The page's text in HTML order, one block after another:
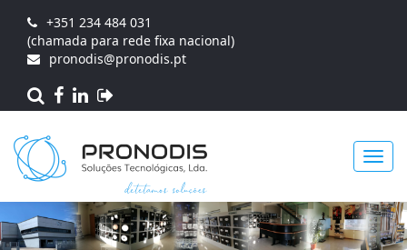
+351 234 484 031
(chamada para rede fixa nacional)
pronodis@pronodis.pt